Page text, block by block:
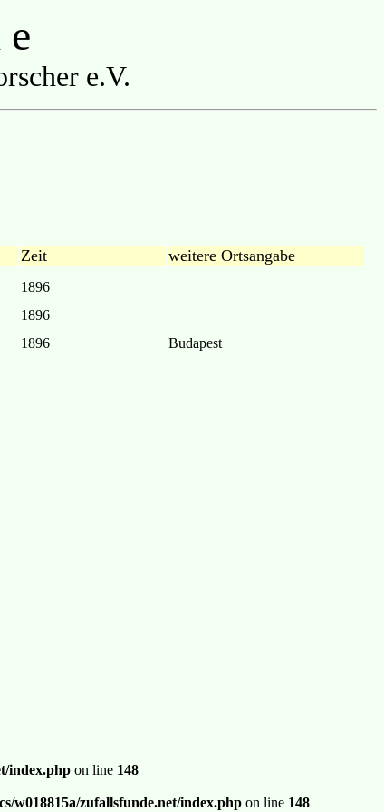
e.V.
Zeit weitere Ortsangabe
1896
1896
1896 Budapest
index.php on line 148
w018815a/zufallsfunde.net/index.php on line 148